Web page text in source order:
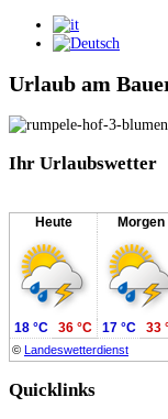
Urlaub am
Ihr Urlaubswetter
Heute Morgen
© Landeswetterdienst
18 °C 36 °C 17 °C 33
Quicklinks